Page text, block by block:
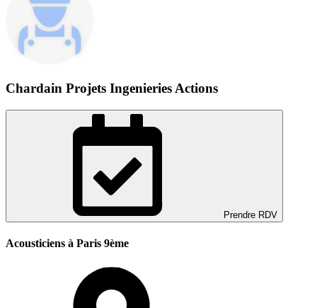
Chardain Projets Ingenieries Actions
Prendre RDV
Acousticiens à Paris 9ème